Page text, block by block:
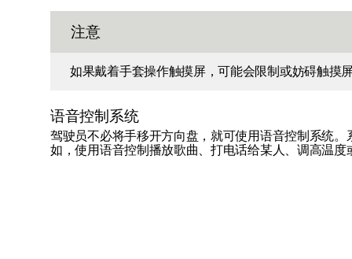
注意
如果戴着手套操作触摸屏，可能会限制或妨碍触摸
语音控制系统
驾驶员不必将手移开方向盘，就可使用语音控制系统。
如，使用语音控制播放歌曲、打电话给某人、调高温度